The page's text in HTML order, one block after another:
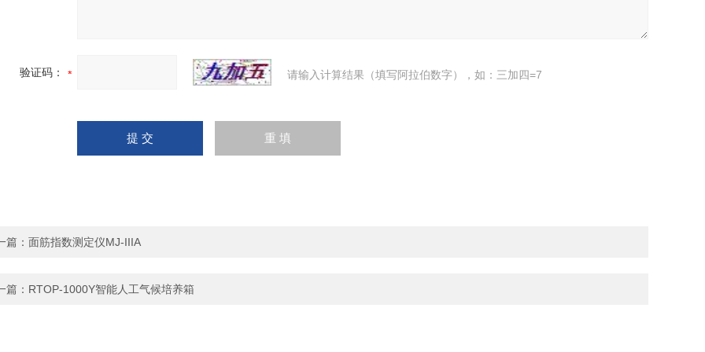
验证码： 请输入计算结果（填写阿拉伯数字），如：三加四=7
篇： 面筋指数测定仪MJ-IIIA
篇： RTOP-1000Y智能人工气候培养箱